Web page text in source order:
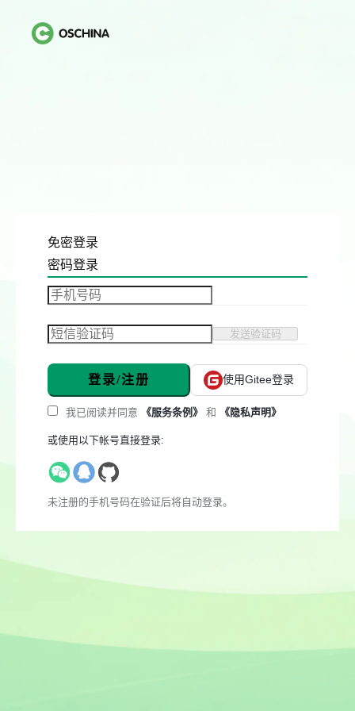
免密登录
密码登录
发送验证码
登录/注册 使用Gitee登录
我已阅读并同意 《服务条例》 和 《隐私声明》
或使用以下帐号直接登录:
未注册的手机号码在验证后将自动登录。